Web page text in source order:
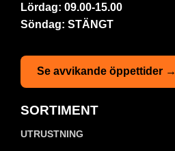
Lördag: 09.00-15.00
Söndag: STÄNGT
Se avvikande öppettider →
SORTIMENT
UTRUSTNING